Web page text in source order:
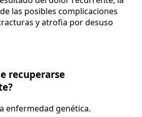
las posibles complicaciones
y atrofia por desuso
recuperarse
enfermedad genética.